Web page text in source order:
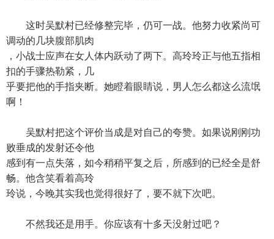
这时吴默村已经修整完毕，仍可一战。他努力收紧尚可
调动的几块腹部肌肉
，小战士应声在女人体内跃动了两下。高玲玲正与他五指相
扣的手骤热勒紧，几
乎要把他的手指夹断。她瞪着眼睛说，男人怎么都这么流氓
啊！
吴默村把这个评价当成是对自己的夸赞。如果说刚刚功
败垂成的发射还令他
感到有一点失落，如今稍稍平复之后，所感到的已经全是舒
畅。他含笑看着高玲
玲说，今晚其实我也觉得很好了，要不就下次吧。
不然我还是用手。你应该有十多天没射过吧？